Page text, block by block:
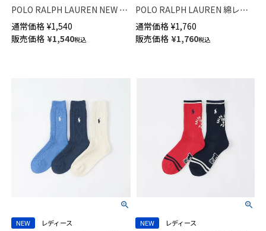
POLO RALPH LAUREN NEW ST.
JAMES ボーダースニーカー丈
ソックス 03207830
通常価格 ¥1,540
販売価格 ¥1,540税込
POLO RALPH LAUREN 綿レー
ヨンシルク混 ケーブル エレベ
イテッド クルー丈 ソックス
03207265
通常価格 ¥1,760
販売価格 ¥1,760税込
NEW
レディース
NEW
レディース